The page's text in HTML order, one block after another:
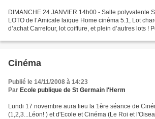
DIMANCHE 24 JANVIER 14h00 - Salle polyvalente
LOTO de l’Amicale laïque Home cinéma 5.1, Lot
d’achat Carrefour, lot coiffure, et plein d’autres lots !
Cinéma
Publié le 14/11/2008 à 14:23
Par Ecole publique de St Germain l'Herm
Lundi 17 novembre aura lieu la 1ère séance de
(1,2,3...Léon! ) et d'Ecole et Cinéma (Le Roi et